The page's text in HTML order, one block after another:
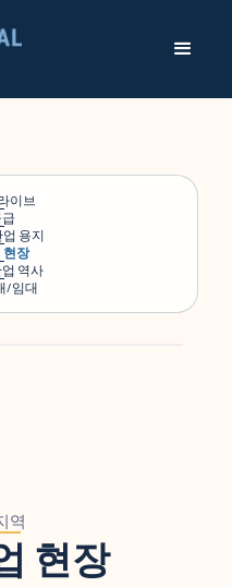
이브
업 용지
현장
역사
/임대
역
현장